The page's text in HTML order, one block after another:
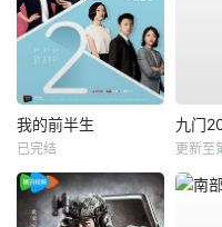
我的前半生
已完结
九门
更新至